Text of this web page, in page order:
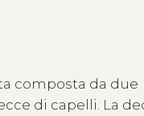
composta da due
di capelli. La